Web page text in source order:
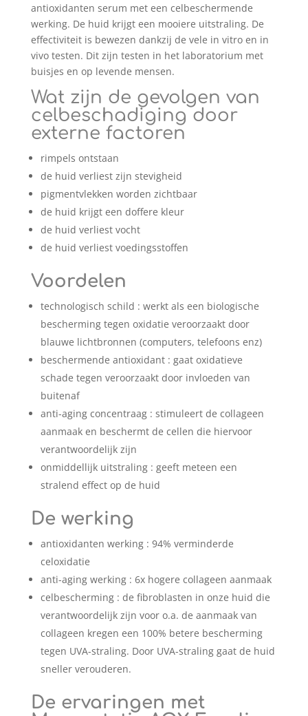
antioxidanten serum met een celbeschermende
werking. De huid krijgt een mooiere uitstraling. De
effectiviteit is bewezen dankzij de vele in vitro en in
vivo testen. Dit zijn testen in het laboratorium met
buisjes en op levende mensen.
Wat zijn de gevolgen van
celbeschadiging door
externe factoren
rimpels ontstaan
de huid verliest zijn stevigheid
pigmentvlekken worden zichtbaar
de huid krijgt een doffere kleur
de huid verliest vocht
de huid verliest voedingsstoffen
Voordelen
technologisch schild : werkt als een biologische
bescherming tegen oxidatie veroorzaakt door
blauwe lichtbronnen (computers, telefoons enz)
beschermende antioxidant : gaat oxidatieve
schade tegen veroorzaakt door invloeden van
buitenaf
anti-aging concentraag : stimuleert de collageen
aanmaak en beschermt de cellen die hiervoor
verantwoordelijk zijn
onmiddellijk uitstraling : geeft meteen een
stralend effect op de huid
De werking
antioxidanten werking : 94% verminderde
celoxidatie
anti-aging werking : 6x hogere collageen aanmaak
celbescherming : de fibroblasten in onze huid die
verantwoordelijk zijn voor o.a. de aanmaak van
collageen kregen een 100% betere bescherming
tegen UVA-straling. Door UVA-straling gaat de huid
sneller verouderen.
De ervaringen met